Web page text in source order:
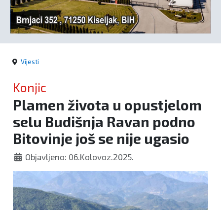
Politika
Vijesti
Konjic
Plamen života u opustjelom
selu Budišnja Ravan podno
Bitovinje još se nije ugasio
Objavljeno: 06.Kolovoz.2025.